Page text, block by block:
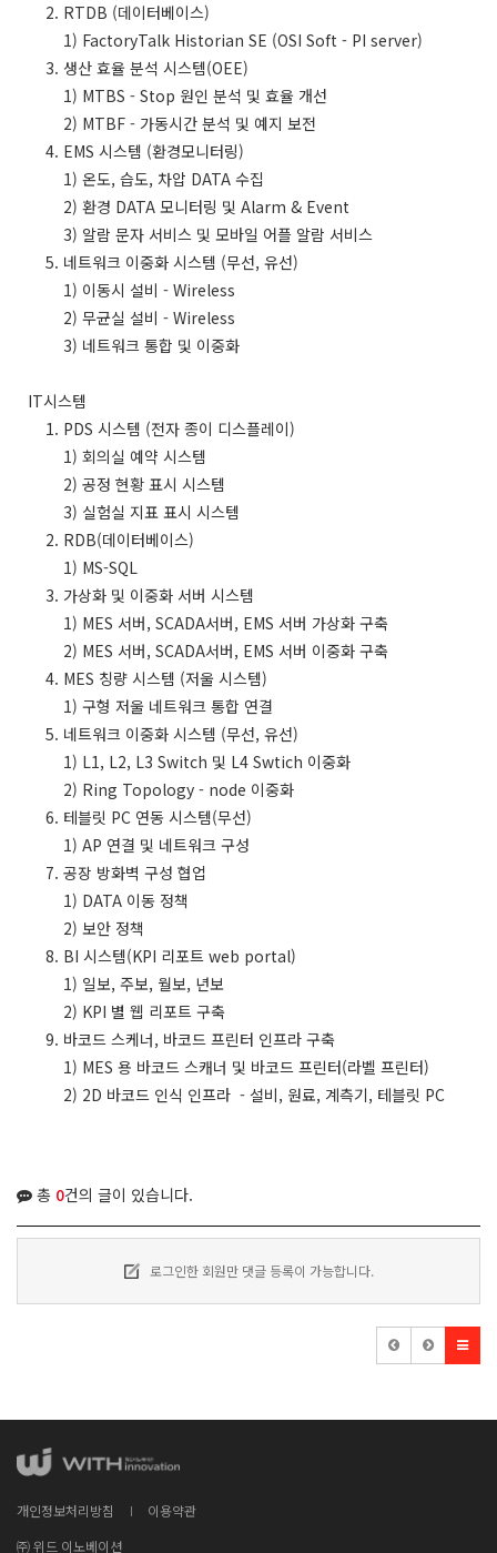
2. RTDB (데이터베이스)
1) FactoryTalk Historian SE (OSI Soft - PI server)
3. 생산 효율 분석 시스템(OEE)
1) MTBS - Stop 원인 분석 및 효율 개선
2) MTBF - 가동시간 분석 및 예지 보전
4. EMS 시스템 (환경모니터링)
1) 온도, 습도, 차압 DATA 수집
2) 환경 DATA 모니터링 및 Alarm & Event
3) 알람 문자 서비스 및 모바일 어플 알람 서비스
5. 네트워크 이중화 시스템 (무선, 유선)
1) 이동시 설비 - Wireless
2) 무균실 설비 - Wireless
3) 네트워크 통합 및 이중화
IT시스템
1. PDS 시스템 (전자 종이 디스플레이)
1) 회의실 예약 시스템
2) 공정 현황 표시 시스템
3) 실험실 지표 표시 시스템
2. RDB(데이터베이스)
1) MS-SQL
3. 가상화 및 이중화 서버 시스템
1) MES 서버, SCADA서버, EMS 서버 가상화 구축
2) MES 서버, SCADA서버, EMS 서버 이중화 구축
4. MES 칭량 시스템 (저울 시스템)
1) 구형 저울 네트워크 통합 연결
5. 네트워크 이중화 시스템 (무선, 유선)
1) L1, L2, L3 Switch 및 L4 Swtich 이중화
2) Ring Topology - node 이중화
6. 테블릿 PC 연동 시스템(무선)
1) AP 연결 및 네트워크 구성
7. 공장 방화벽 구성 협업
1) DATA 이동 정책
2) 보안 정책
8. BI 시스템(KPI 리포트 web portal)
1) 일보, 주보, 월보, 년보
2) KPI 별 웹 리포트 구축
9. 바코드 스케너, 바코드 프린터 인프라 구축
1) MES 용 바코드 스캐너 및 바코드 프린터(라벨 프린터)
2) 2D 바코드 인식 인프라 - 설비, 원료, 계측기, 테블릿 PC
총 0건의 글이 있습니다.
로그인한 회원만 댓글 등록이 가능합니다.
개인정보처리방침
이용약관
㈜ 위드 이노베이션